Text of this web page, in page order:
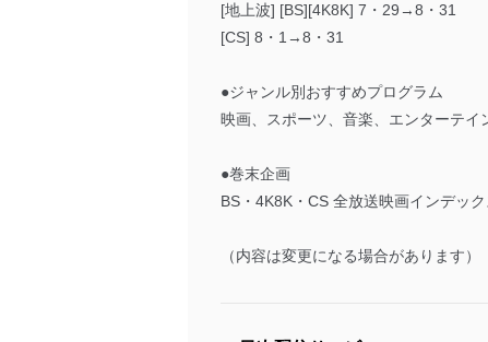
[地上波] [BS][4K8K] 7・29→8・31
[CS] 8・1→8・31
●ジャンル別おすすめプログラム
映画、スポーツ、音楽、エンターテ
●巻末企画
BS・4K8K・CS 全放送映画インデック
（内容は変更になる場合があります）